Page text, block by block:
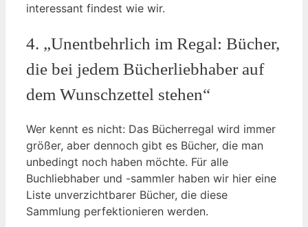
interessant findest wie wir.
4. „Unentbehrlich im Regal: Bücher,
die bei jedem Bücherliebhaber auf
dem Wunschzettel stehen“
Wer kennt es nicht: Das Bücherregal wird immer
größer, aber dennoch gibt es Bücher, die man
unbedingt noch haben möchte. Für alle
Buchliebhaber und -sammler haben wir hier eine
Liste unverzichtbarer Bücher, die diese
Sammlung perfektionieren werden.